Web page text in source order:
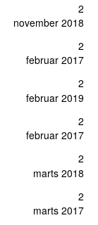
november 2018
2
februar 2017
2
februar 2019
2
februar 2017
2
marts 2018
2
marts 2017
2